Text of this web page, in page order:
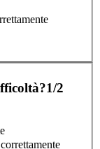
1/2